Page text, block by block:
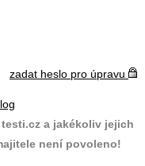
zadat heslo pro úpravu
a jakékoliv jejich
není povoleno!